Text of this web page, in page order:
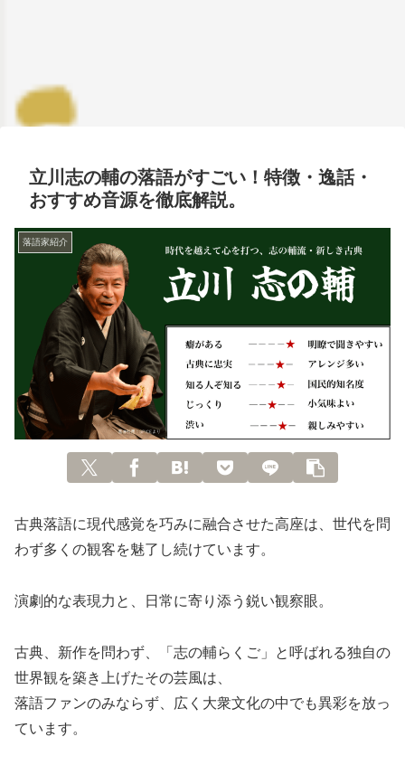
立川志の輔の落語がすごい！特徴・逸話・
おすすめ音源を徹底解説。
落語家紹介
古典落語に現代感覚を巧みに融合させた高座は、世代を問
わず多くの観客を魅了し続けています。
演劇的な表現力と、日常に寄り添う鋭い観察眼。
古典、新作を問わず、「志の輔らくご」と呼ばれる独自の
世界観を築き上げたその芸風は、
落語ファンのみならず、広く大衆文化の中でも異彩を放っ
ています。